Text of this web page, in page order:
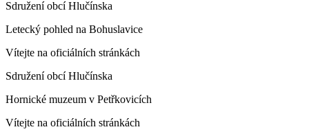
Sdružení obcí Hlučínska
Letecký pohled na Bohuslavice
Vítejte na oficiálních stránkách
Sdružení obcí Hlučínska
Hornické muzeum v Petřkovicích
Vítejte na oficiálních stránkách